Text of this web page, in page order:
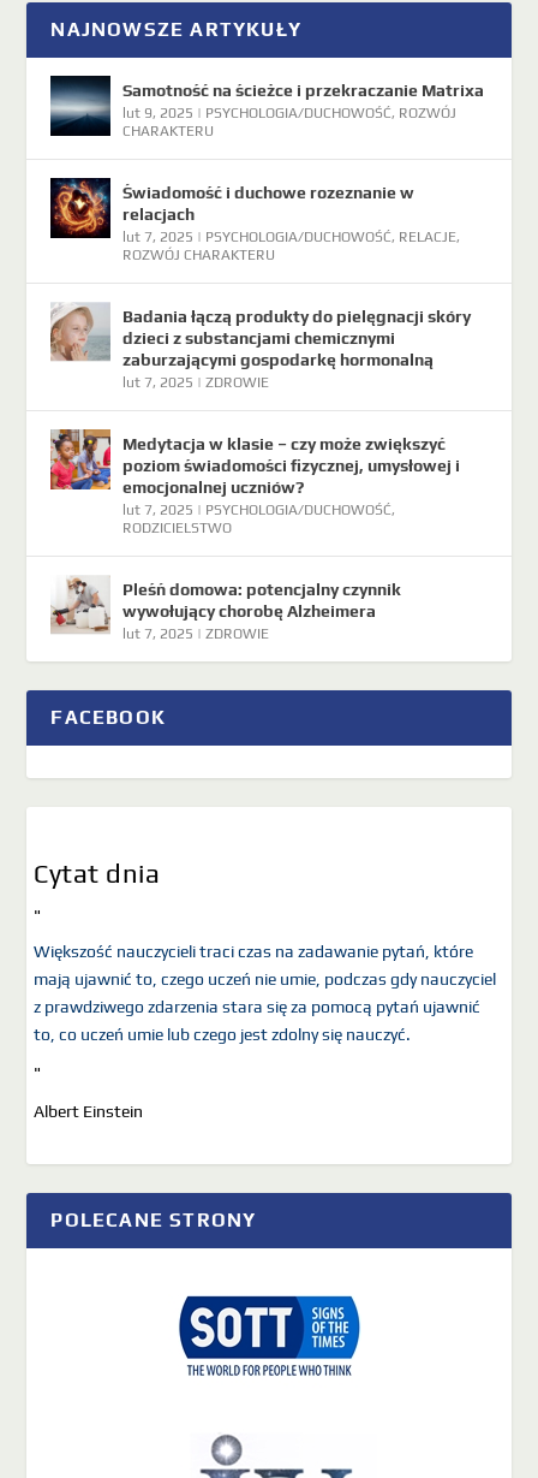
NAJNOWSZE ARTYKUŁY
Samotność na ścieżce i przekraczanie Matrixa
lut 9, 2025 | PSYCHOLOGIA/DUCHOWOŚĆ, ROZWÓJ
CHARAKTERU
Świadomość i duchowe rozeznanie w
relacjach
lut 7, 2025 | PSYCHOLOGIA/DUCHOWOŚĆ, RELACJE,
ROZWÓJ CHARAKTERU
Badania łączą produkty do pielęgnacji skóry
dzieci z substancjami chemicznymi
zaburzającymi gospodarkę hormonalną
lut 7, 2025 |ZDROWIE
Medytacja w klasie – czy może zwiększyć
poziom świadomości fizycznej, umysłowej i
emocjonalnej uczniów?
lut 7, 2025 | PSYCHOLOGIA/DUCHOWOŚĆ,
RODZICIELSTWO
Pleśń domowa: potencjalny czynnik
wywołujący chorobę Alzheimera
lut 7, 2025 |ZDROWIE
FACEBOOK
Cytat dnia
"
Większość nauczycieli traci czas na zadawanie pytań, które
mają ujawnić to, czego uczeń nie umie, podczas gdy nauczyciel
z prawdziwego zdarzenia stara się za pomocą pytań ujawnić
to, co uczeń umie lub czego jest zdolny się nauczyć.
"
Albert Einstein
POLECANE STRONY